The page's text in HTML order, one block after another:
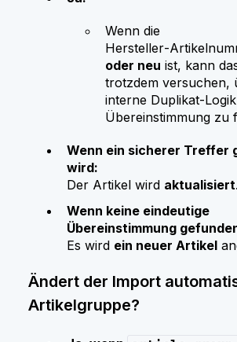
Wenn die
oder neu ist, kann
trotzdem versuchen,
interne
Übereinstimmung zu
Wenn ein sicherer Treffer
wird:
Der Artikel wird aktualisiert.
Wenn keine eindeutige
Übereinstimmung
Es wird ein neuer Artikel
Ändert der Import
Artikelgruppe?